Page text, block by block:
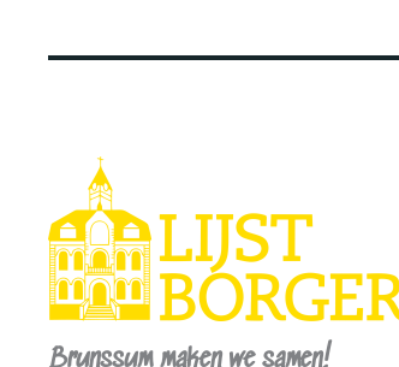
Brunssum maken we samen!